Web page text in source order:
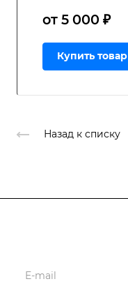
от 5 000 ₽
Купить товар
Назад к списку